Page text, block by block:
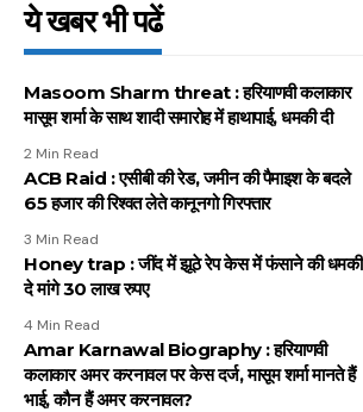
ये खबर भी पढें
Masoom Sharm threat : हरियाणवी कलाकार
मासूम शर्मा के साथ शादी समारोह में हाथापाई, धमकी दी
2 Min Read
ACB Raid : एसीबी की रेड, जमीन की पैमाइश के बदले
65 हजार की रिश्वत लेते कानूनगो गिरफ्तार
3 Min Read
Honey trap : जींद में झूठे रेप केस में फंसाने की धमकी
दे मांगे 30 लाख रुपए
4 Min Read
Amar Karnawal Biography : हरियाणवी
कलाकार अमर करनावल पर केस दर्ज, मासूम शर्मा मानते हैं
भाई, कौन हैं अमर करनावल?